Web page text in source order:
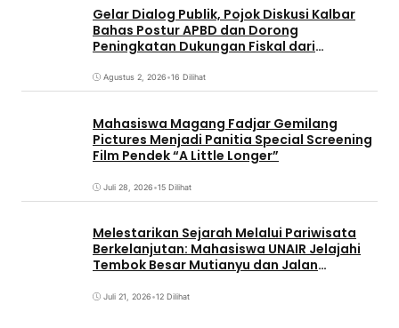
Gelar Dialog Publik, Pojok Diskusi Kalbar
Bahas Postur APBD dan Dorong
Peningkatan Dukungan Fiskal dari
Agustus 2, 2026•16 Dilihat
Mahasiswa Magang Fadjar Gemilang
Pictures Menjadi Panitia Special Screening
Film Pendek “A Little Longer”
Juli 28, 2026•15 Dilihat
Melestarikan Sejarah Melalui Pariwisata
Berkelanjutan: Mahasiswa UNAIR Jelajahi
Tembok Besar Mutianyu dan Jalan
Juli 21, 2026•12 Dilihat